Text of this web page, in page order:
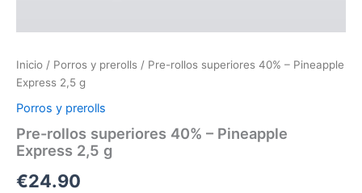
Inicio / Porros y prerolls / Pre-rollos superiores 40% – Pineapple
Express 2,5 g
Porros y prerolls
Pre-rollos superiores 40% – Pineapple
Express 2,5 g
€24.90